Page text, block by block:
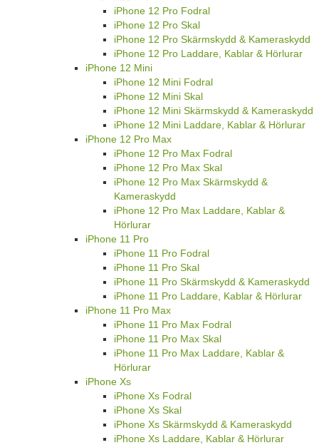
iPhone 12 Pro Fodral
iPhone 12 Pro Skal
iPhone 12 Pro Skärmskydd & Kameraskydd
iPhone 12 Pro Laddare, Kablar & Hörlurar
iPhone 12 Mini
iPhone 12 Mini Fodral
iPhone 12 Mini Skal
iPhone 12 Mini Skärmskydd & Kameraskydd
iPhone 12 Mini Laddare, Kablar & Hörlurar
iPhone 12 Pro Max
iPhone 12 Pro Max Fodral
iPhone 12 Pro Max Skal
iPhone 12 Pro Max Skärmskydd &
Kameraskydd
iPhone 12 Pro Max Laddare, Kablar &
Hörlurar
iPhone 11 Pro
iPhone 11 Pro Fodral
iPhone 11 Pro Skal
iPhone 11 Pro Skärmskydd & Kameraskydd
iPhone 11 Pro Laddare, Kablar & Hörlurar
iPhone 11 Pro Max
iPhone 11 Pro Max Fodral
iPhone 11 Pro Max Skal
iPhone 11 Pro Max Laddare, Kablar &
Hörlurar
iPhone Xs
iPhone Xs Fodral
iPhone Xs Skal
iPhone Xs Skärmskydd & Kameraskydd
iPhone Xs Laddare, Kablar & Hörlurar